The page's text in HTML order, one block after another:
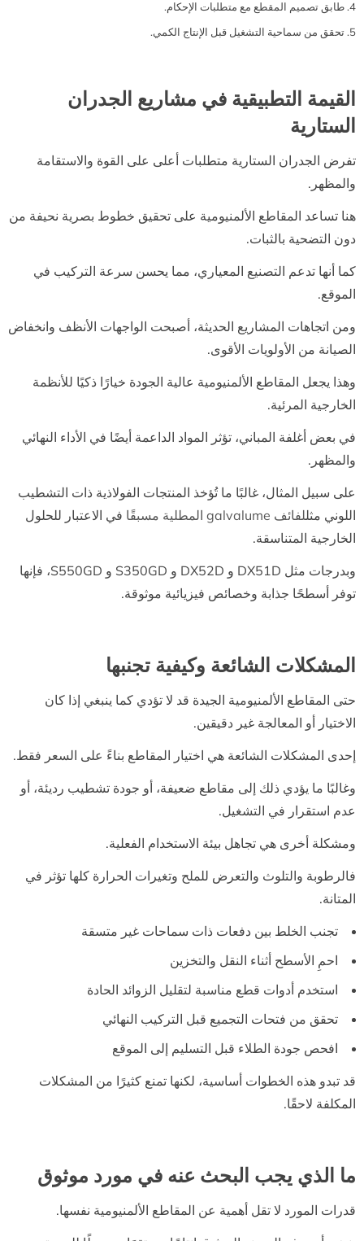
طابق تصميم المقطع مع متطلبات الإحكام.
تحقق من سماحية التشغيل قبل الإنتاج الكمي.
القيمة التطبيقية في مشاريع الجدران
الستارية
تفرض الجدران الستارية متطلبات أعلى على القوة والاستقامة
والمظهر.
هنا تساعد المقاطع الألمنيومية على تحقيق خطوط بصرية نحيفة من
دون التضحية بالثبات.
كما أنها تدعم التصنيع المعياري، مما يحسن سرعة التركيب في
الموقع.
ومن اتجاهات المشاريع الحديثة، أصبحت الواجهات الأنظف وانخفاض
الصيانة من الأولويات الأقوى.
وهذا يجعل المقاطع الألمنيومية عالية الجودة خيارًا ذكيًا للأنظمة
الخارجية المرئية.
في بعض أغلفة المباني، تؤثر المواد الداعمة أيضًا في الأداء النهائي
والمظهر.
على سبيل المثال، غالبًا ما تُؤخذ المنتجات الفولاذية ذات التشطيب
اللوني مثللفائف galvalume المطلية مسبقًا
في الاعتبار للحلول
الخارجية المتناسقة.
وبدرجات مثل DX51D و DX52D و S350GD و S550GD، فإنها
توفر أسطحًا جذابة وخصائص فيزيائية موثوقة.
المشكلات الشائعة وكيفية تجنبها
حتى المقاطع الألمنيومية الجيدة قد لا تؤدي كما ينبغي إذا كان
الاختيار أو المعالجة غير دقيقين.
إحدى المشكلات الشائعة هي اختيار المقاطع بناءً على السعر فقط.
وغالبًا ما يؤدي ذلك إلى مقاطع ضعيفة، أو جودة تشطيب رديئة، أو
عدم استقرار في التشغيل.
ومشكلة أخرى هي تجاهل بيئة الاستخدام الفعلية.
فالرطوبة والتلوث والتعرض للملح وتغيرات الحرارة كلها تؤثر في
المتانة.
تجنب الخلط بين دفعات ذات سماحات غير متسقة
احمِ الأسطح أثناء النقل والتخزين
استخدم أدوات قطع مناسبة لتقليل الزوائد الحادة
تحقق من فتحات التجميع قبل التركيب النهائي
افحص جودة الطلاء قبل التسليم إلى الموقع
قد تبدو هذه الخطوات أساسية، لكنها تمنع كثيرًا من المشكلات
المكلفة لاحقًا.
ما الذي يجب البحث عنه في مورد موثوق
قدرات المورد لا تقل أهمية عن المقاطع الألمنيومية نفسها.